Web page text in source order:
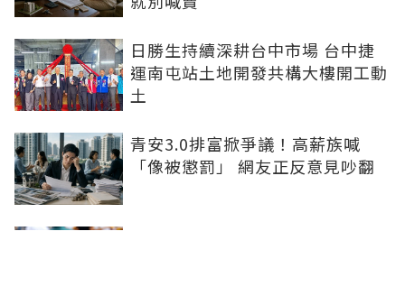
日勝生持續深耕台中市場 台中捷
運南屯站土地開發共構大樓開工動
土
青安3.0排富掀爭議！高薪族喊
「像被懲罰」 網友正反意見吵翻